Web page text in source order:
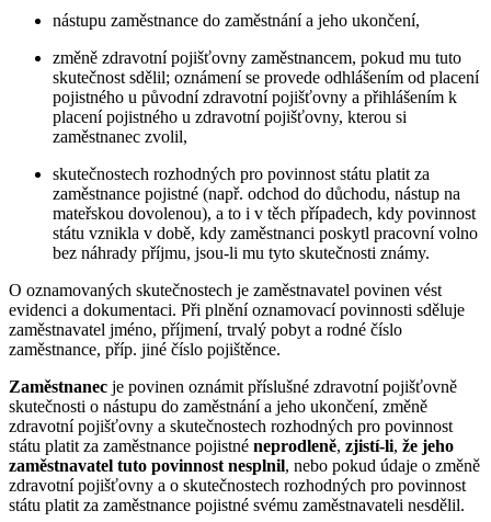
nástupu zaměstnance do zaměstnání a jeho ukončení,
změně zdravotní pojišťovny zaměstnancem, pokud mu tuto
skutečnost sdělil; oznámení se provede odhlášením od placení
pojistného u původní zdravotní pojišťovny a přihlášením k
placení pojistného u zdravotní pojišťovny, kterou si
zaměstnanec zvolil,
skutečnostech rozhodných pro povinnost státu platit za
zaměstnance pojistné (např. odchod do důchodu, nástup na
mateřskou dovolenou), a to i v těch případech, kdy povinnost
státu vznikla v době, kdy zaměstnanci poskytl pracovní volno
bez náhrady příjmu, jsou-li mu tyto skutečnosti známy.
O oznamovaných skutečnostech je zaměstnavatel povinen vést
evidenci a dokumentaci. Při plnění oznamovací povinnosti sděluje
zaměstnavatel jméno, příjmení, trvalý pobyt a rodné číslo
zaměstnance, příp. jiné číslo pojištěnce.
Zaměstnanec je povinen oznámit příslušné zdravotní pojišťovně
skutečnosti o nástupu do zaměstnání a jeho ukončení, změně
zdravotní pojišťovny a skutečnostech rozhodných pro povinnost
státu platit za zaměstnance pojistné neprodleně, zjistí-li, že jeho
zaměstnavatel tuto povinnost nesplnil, nebo pokud údaje o změně
zdravotní pojišťovny a o skutečnostech rozhodných pro povinnost
státu platit za zaměstnance pojistné svému zaměstnavateli nesdělil.